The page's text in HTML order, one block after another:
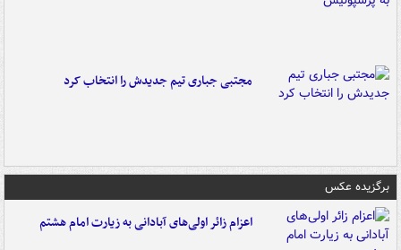
مجتبی جباری تیم جدیدش را انتخاب کرد
برگزیده عکس
اعزام زائر اولی‌های آبادانی به زیارت امام هشتم